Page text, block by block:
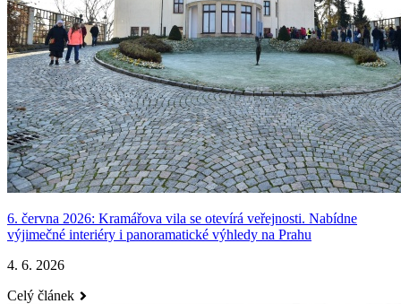
6. června 2026: Kramářova vila se otevírá veřejnosti. Nabídne
výjimečné interiéry i panoramatické výhledy na Prahu
4. 6. 2026
Celý článek